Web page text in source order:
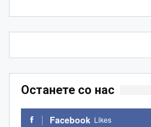
Останете со нас
Facebook Likes